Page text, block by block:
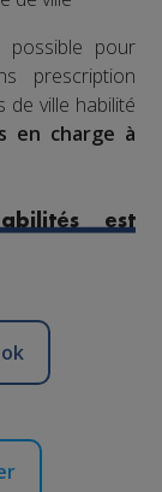
possible pour
prescription
de ville habilité
en charge à
est